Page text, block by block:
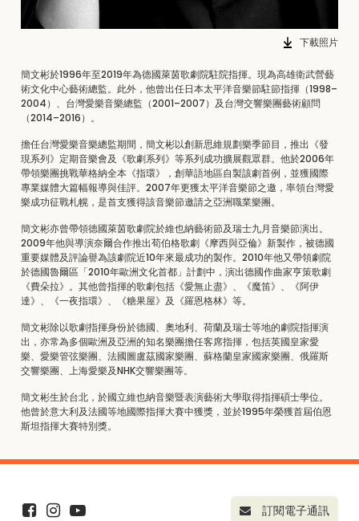
下載照片
簡文彬於1996年至2019年為德國萊茵歌劇院駐院指揮。現為高雄衛武營藝
術文化中心藝術總監。此外，他曾出任日本太平洋音樂節駐節指揮（1998–
2004）、台灣愛樂音樂總監（2001–2007）及台灣交響樂團藝術顧問
（2014–2016）。
擔任台灣愛樂音樂總監期間，簡文彬以創新思維規劃樂季節目，推出《發
現系列》定期音樂會及《歌劇系列》等系列成功擴展觀眾群。他於2006年
帶領樂團挑戰華格納全本《指環》，創華語地區自製該劇首例，並獲國際
專業媒體大篇幅報導與佳評。2007年更獲太平洋音樂節之邀，率領台灣愛
樂成功征戰札幌，是首支獲得該音樂節邀請之亞洲職業樂團。
簡文彬亦曾帶領德國萊茵歌劇院於維也納藝術節及瑞士九月音樂節演出。
2009年他與導演奈爾合作推出荀伯格歌劇《摩西與亞倫》新製作，被德國
重要媒體及評論譽為該劇院近10年來最成功的製作。2010年他又帶領劇院
於德國魯爾區「2010年歐洲文化首都」計劃中，演出德國作曲家亨策歌劇
《費朵拉》。其他曾指揮的歌劇包括《愛無止盡》、《魔笛》、《阿伊
達》、《一夜指環》、《糖果屋》及《羅恩格林》等。
簡文彬除以歌劇指揮身份於德國、奧地利、荷蘭及瑞士等地的劇院指揮演
出，亦常為多個歐洲及亞洲的知名樂團擔任客席指揮，包括英國皇家愛
樂、愛樂管弦樂團、法國圖盧茲國家樂團、蘇格蘭皇家國家樂團、俄羅斯
交響樂團、上海愛樂及NHK交響樂團等。
簡文彬生於台北，於國立維也納音樂暨表演藝術大學取得指揮碩士學位。
他曾於意大利及法國等地國際指揮大賽中獲獎，並於1995年榮獲首屆伯恩
斯坦指揮大賽特別獎。
訂閱電子通訊